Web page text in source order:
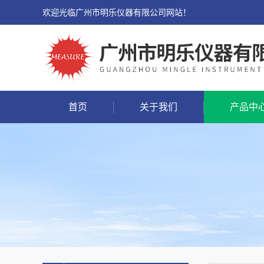
欢迎光临广州市明乐仪器有限公司网站！
首页 关于我们 产品中